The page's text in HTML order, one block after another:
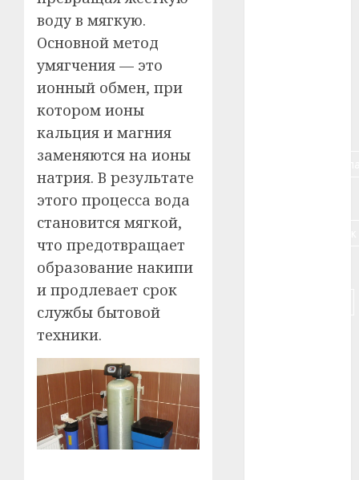
воду в мягкую.
Основной метод
умягчения — это
ионный обмен, при
котором ионы
кальция и магния
заменяются на ионы
натрия. В результате
этого процесса вода
становится мягкой,
что предотвращает
образование накипи
и продлевает срок
службы бытовой
техники.